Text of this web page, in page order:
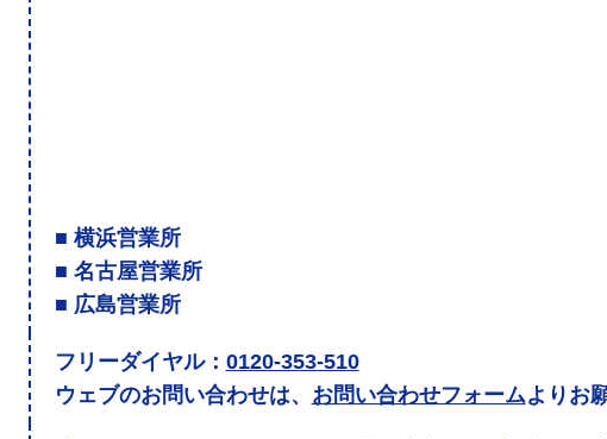
■ 横浜営業所
■ 名古屋営業所
■ 広島営業所
フリーダイヤル： 0120-353-510
ウェブのお問い合わせは、 お問い合わせフォームよりお